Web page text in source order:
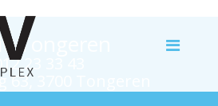
Tongeren
23 33 43
3700 Tongeren